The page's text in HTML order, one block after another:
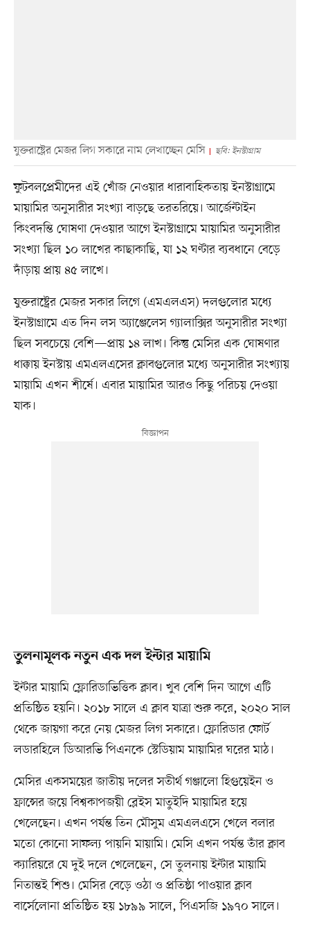
যুক্তরাষ্ট্রের মেজর লিগ সকারে নাম লেখাচ্ছেন মেসি ছবি: ইনস্টাগ্রাম
ফুটবলপ্রেমীদের এই খোঁজ নেওয়ার ধারাবাহিকতায় ইনস্টাগ্রামে
মায়ামির অনুসারীর সংখ্যা বাড়ছে তরতরিয়ে। আর্জেন্টাইন
কিংবদন্তি ঘোষণা দেওয়ার আগে ইনস্টাগ্রামে মায়ামির অনুসারীর
সংখ্যা ছিল ১০ লাখের কাছাকাছি, যা ১২ ঘণ্টার ব্যবধানে বেড়ে
দাঁড়ায় প্রায় ৪৫ লাখে।
যুক্তরাষ্ট্রের মেজর সকার লিগে (এমএলএস) দলগুলোর মধ্যে
ইনস্টাগ্রামে এত দিন লস অ্যাঞ্জেলেস গ্যালাক্সির অনুসারীর সংখ্যা
ছিল সবচেয়ে বেশি—প্রায় ১৪ লাখ। কিন্তু মেসির এক ঘোষণার
ধাক্কায় ইনস্টায় এমএলএসের ক্লাবগুলোর মধ্যে অনুসারীর সংখ্যায়
মায়ামি এখন শীর্ষে। এবার মায়ামির আরও কিছু পরিচয় দেওয়া
যাক।
তুলনামূলক নতুন এক দল ইন্টার মায়ামি
ইন্টার মায়ামি ফ্লোরিডাভিত্তিক ক্লাব। খুব বেশি দিন আগে এটি
প্রতিষ্ঠিত হয়নি। ২০১৮ সালে এ ক্লাব যাত্রা শুরু করে, ২০২০ সাল
থেকে জায়গা করে নেয় মেজর লিগ সকারে। ফ্লোরিডার ফোর্ট
লডারহিলে ডিআরভি পিএনকে স্টেডিয়াম মায়ামির ঘরের মাঠ।
মেসির একসময়ের জাতীয় দলের সতীর্থ গঞ্জালো হিগুয়েইন ও
ফ্রান্সের জয়ে বিশ্বকাপজয়ী ব্লেইস মাতুইদি মায়ামির হয়ে
খেলেছেন। এখন পর্যন্ত তিন মৌসুম এমএলএসে খেলে বলার
মতো কোনো সাফল্য পায়নি মায়ামি। মেসি এখন পর্যন্ত তাঁর ক্লাব
ক্যারিয়রে যে দুই দলে খেলেছেন, সে তুলনায় ইন্টার মায়ামি
নিতান্তই শিশু। মেসির বেড়ে ওঠা ও প্রতিষ্ঠা পাওয়ার ক্লাব
বার্সেলোনা প্রতিষ্ঠিত হয় ১৮৯৯ সালে, পিএসজি ১৯৭০ সালে।